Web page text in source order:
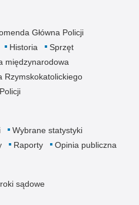
Główna Policji
Historia
Sprzęt
międzynarodowa
Rzymskokatolickiego
Wybrane statystyki
Raporty Opinia publiczna
sądowe